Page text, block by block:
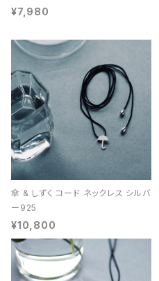
¥7,980
傘 & しずく コード ネックレス シルバ
ー925
¥10,800